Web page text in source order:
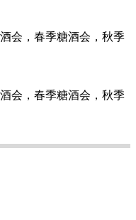
会，春季糖酒会，秋季
会，春季糖酒会，秋季